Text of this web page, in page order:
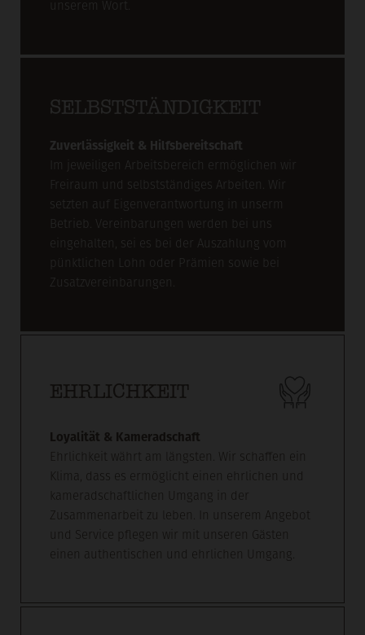
unserem Wort.
SELBSTSTÄNDIGKEIT
Zuverlässigkeit & Hilfsbereitschaft
Im jeweiligen Arbeitsbereich ermöglichen wir
Freiraum und selbstständiges Arbeiten. Wir
setzten auf Eigenverantwortung in unserm
Betrieb. Vereinbarungen werden bei uns
eingehalten, sei es bei der Auszahlung vom
pünktlichen Lohn oder Prämien sowie bei
Zusatzvereinbarungen.
EHRLICHKEIT
Loyalität & Kameradschaft
Ehrlichkeit währt am längsten. Wir schaffen ein
Klima, dass es ermöglicht einen ehrlichen und
kameradschaftlichen Umgang in der
Zusammenarbeit zu leben. In unserem Angebot
und Service pflegen wir mit unseren Gästen
einen authentischen und ehrlichen Umgang.